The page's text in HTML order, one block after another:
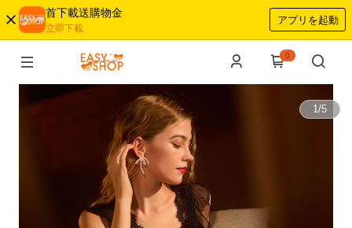
首下載送購物金
立即下載
アプリを起動
0
1/5